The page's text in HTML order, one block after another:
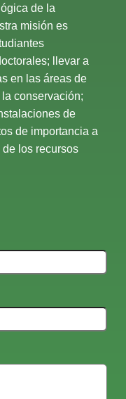
de la
misión es
llevar a
en las áreas de
conservación;
de
de importancia a
los recursos